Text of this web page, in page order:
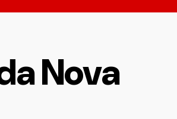
Nova